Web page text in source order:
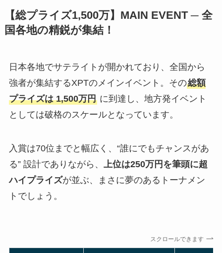
【総プライズ1,500万】MAIN EVENT ─ 全
国各地の精鋭が集結！
日本各地でサテライトが開かれており、全国から
強者が集結するXPTのメインイベント。その総額
プライズは 1,500万円に到達し、地方発イベント
としては破格のスケールとなっています。
入賞は70位までと幅広く、“誰にでもチャンスがあ
る” 設計でありながら、
上位は250万円を筆頭に超
ハイプライズが並ぶ、まさに夢のあるトーナメン
トでしょう。
スクロールできます